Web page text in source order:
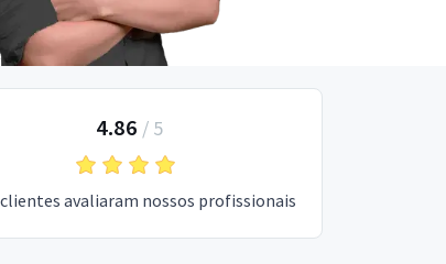
4.86 / 5
clientes avaliaram nossos profissionais